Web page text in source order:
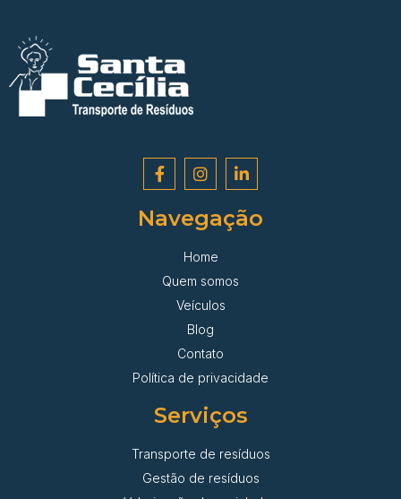
Navegação
Home
Quem somos
Veículos
Blog
Contato
Política de privacidade
Serviços
Transporte de resíduos
Gestão de resíduos